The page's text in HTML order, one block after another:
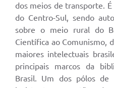
dos meios de transporte.
do Centro-Sul, sendo
sobre o meio rural do
Científica ao Comunismo,
maiores intelectuais
principais marcos da
Brasil. Um dos pólos